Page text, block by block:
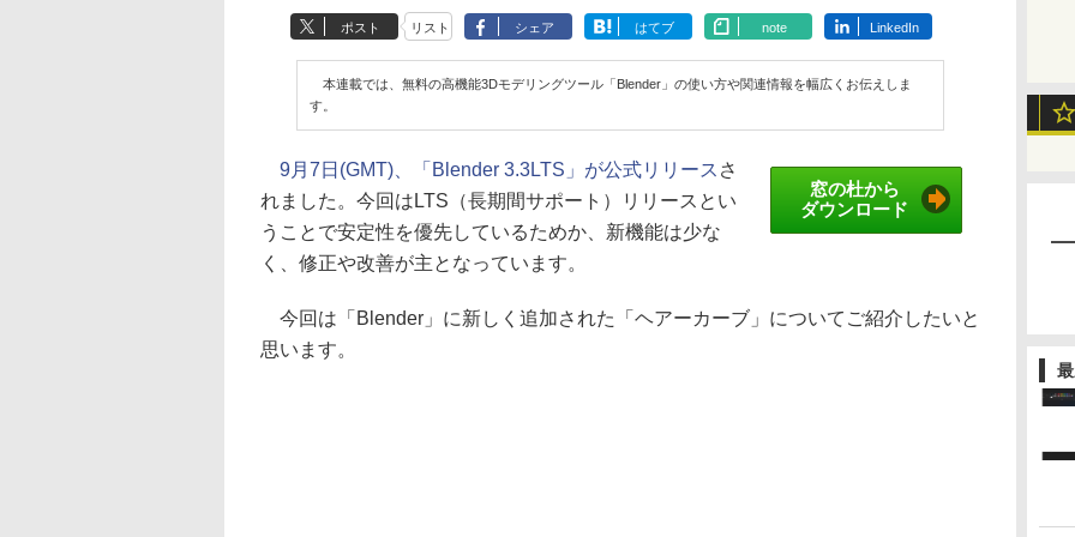
ポスト リスト シェア はてブ note LinkedIn
本連載では、無料の高機能3Dモデリングツール「Blender」の使い方や関連情報を幅広くお伝えしま
す。
窓の杜から
ダウンロード
9月7日(GMT)、「Blender 3.3LTS」が公式リリース さ
れました。今回はLTS（長期間サポート）リリースとい
うことで安定性を優先しているためか、新機能は少な
く、修正や改善が主となっています。
今回は「Blender」に新しく追加された「ヘアーカーブ」についてご紹介したいと
思います。